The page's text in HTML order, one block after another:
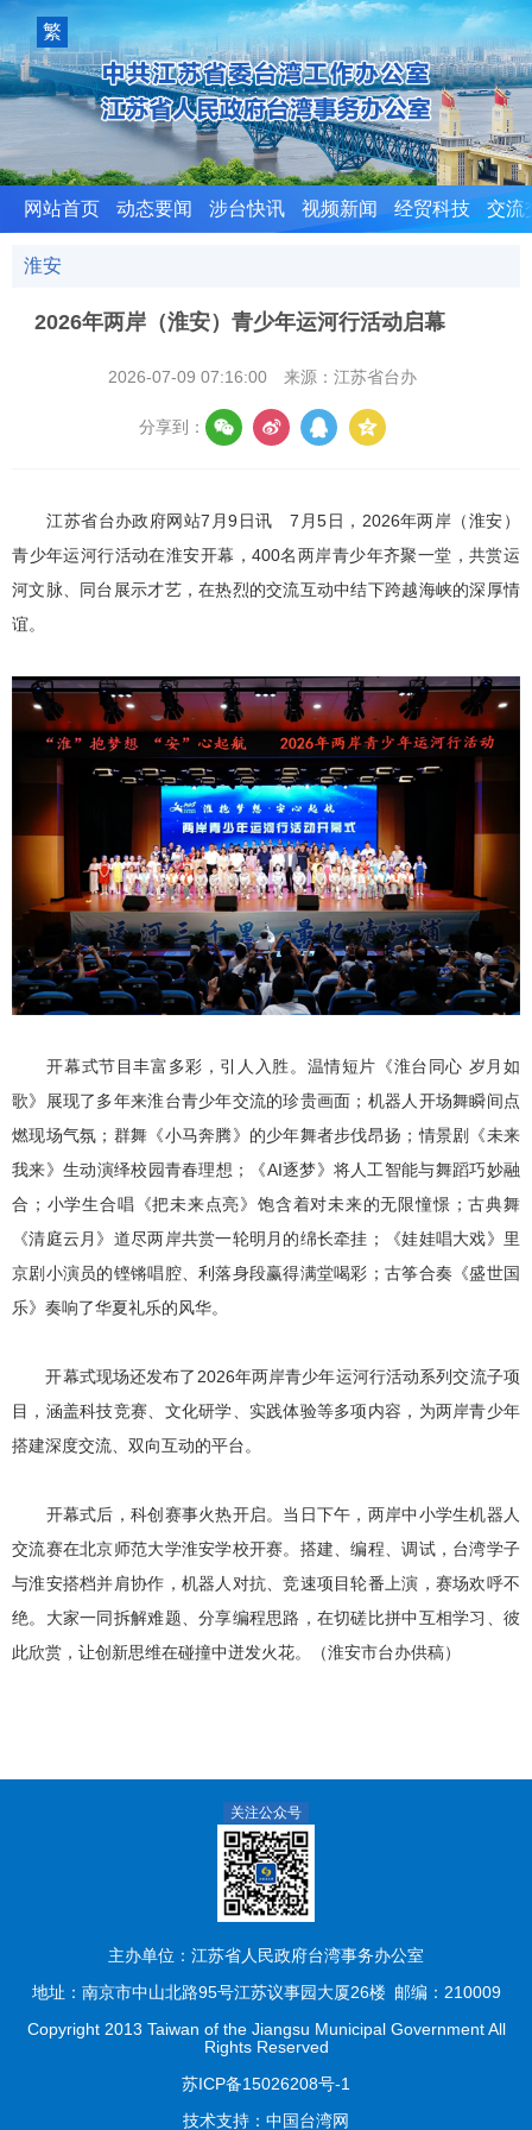
繁
體
版
网站首页 动态要闻 涉台快讯 视频新闻 经贸科技 交流
淮安
2026年两岸（淮安）青少年运河行活动启幕
2026-07-09 07:16:00 来源：江苏省台办
分享到：
江苏省台办政府网站7月9日讯 7月5日，2026年两岸（淮安）
青少年运河行活动在淮安开幕，400名两岸青少年齐聚一堂，共赏运
河文脉、同台展示才艺，在热烈的交流互动中结下跨越海峡的深厚情
谊。
开幕式节目丰富多彩，引人入胜。温情短片《淮台同心 岁月如
歌》展现了多年来淮台青少年交流的珍贵画面；机器人开场舞瞬间点
燃现场气氛；群舞《小马奔腾》的少年舞者步伐昂扬；情景剧《未来
我来》生动演绎校园青春理想；《AI逐梦》将人工智能与舞蹈巧妙融
合；小学生合唱《把未来点亮》饱含着对未来的无限憧憬；古典舞
《清庭云月》道尽两岸共赏一轮明月的绵长牵挂；《娃娃唱大戏》里
京剧小演员的铿锵唱腔、利落身段赢得满堂喝彩；古筝合奏《盛世国
乐》奏响了华夏礼乐的风华。
开幕式现场还发布了2026年两岸青少年运河行活动系列交流子项
目，涵盖科技竞赛、文化研学、实践体验等多项内容，为两岸青少年
搭建深度交流、双向互动的平台。
开幕式后，科创赛事火热开启。当日下午，两岸中小学生机器人
交流赛在北京师范大学淮安学校开赛。搭建、编程、调试，台湾学子
与淮安搭档并肩协作，机器人对抗、竞速项目轮番上演，赛场欢呼不
绝。大家一同拆解难题、分享编程思路，在切磋比拼中互相学习、彼
此欣赏，让创新思维在碰撞中迸发火花。（淮安市台办供稿）
关注公众号
主办单位：江苏省人民政府台湾事务办公室
地址：南京市中山北路95号江苏议事园大厦26楼 邮编：210009
Copyright 2013 Taiwan of the Jiangsu Municipal Government All
Rights Reserved
苏ICP备15026208号-1
技术支持： 中国台湾网